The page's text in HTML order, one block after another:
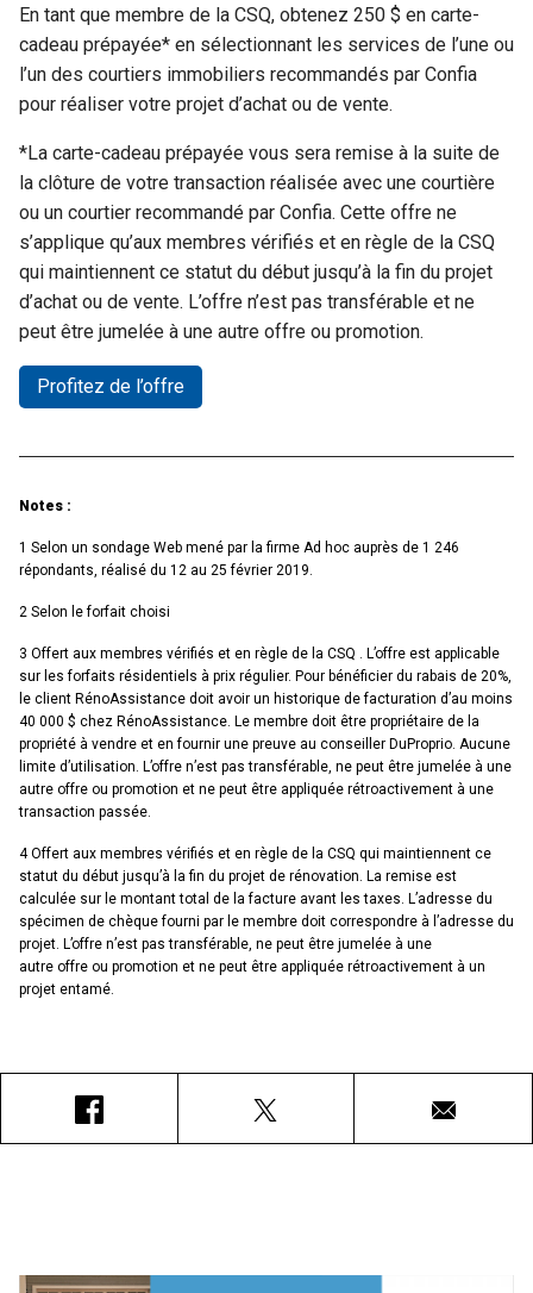
En tant que membre de la CSQ, obtenez 250 $ en carte-
cadeau prépayée* en sélectionnant les services de l’une ou
l’un des courtiers immobiliers recommandés par Confia
pour réaliser votre projet d’achat ou de vente.
*La carte-cadeau prépayée vous sera remise à la suite de
la clôture de votre transaction réalisée avec une courtière
ou un courtier recommandé par Confia. Cette offre ne
s’applique qu’aux membres vérifiés et en règle de la CSQ
qui maintiennent ce statut du début jusqu’à la fin du projet
d’achat ou de vente. L’offre n’est pas transférable et ne
peut être jumelée à une autre offre ou promotion.
Profitez de l’offre
Notes :
1 Selon un sondage Web mené par la firme Ad hoc auprès de 1 246
répondants, réalisé du 12 au 25 février 2019.
2 Selon le forfait choisi
3 Offert aux membres vérifiés et en règle de la CSQ . L’offre est applicable
sur les forfaits résidentiels à prix régulier. Pour bénéficier du rabais de 20%,
le client RénoAssistance doit avoir un historique de facturation d’au moins
40 000 $ chez RénoAssistance. Le membre doit être propriétaire de la
propriété à vendre et en fournir une preuve au conseiller DuProprio. Aucune
limite d’utilisation. L’offre n’est pas transférable, ne peut être jumelée à une
autre offre ou promotion et ne peut être appliquée rétroactivement à une
transaction passée.
4 Offert aux membres vérifiés et en règle de la CSQ qui maintiennent ce
statut du début jusqu’à la fin du projet de rénovation. La remise est
calculée sur le montant total de la facture avant les taxes. L’adresse du
spécimen de chèque fourni par le membre doit correspondre à l’adresse du
projet. L’offre n’est pas transférable, ne peut être jumelée à une
autre offre ou promotion et ne peut être appliquée rétroactivement à un
projet entamé.
Courriel